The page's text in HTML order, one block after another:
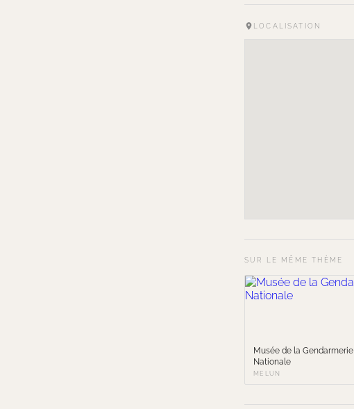
LOCALISATION
SUR LE MÊME THÈME
Musée de la Gendarmerie
Nationale
MELUN